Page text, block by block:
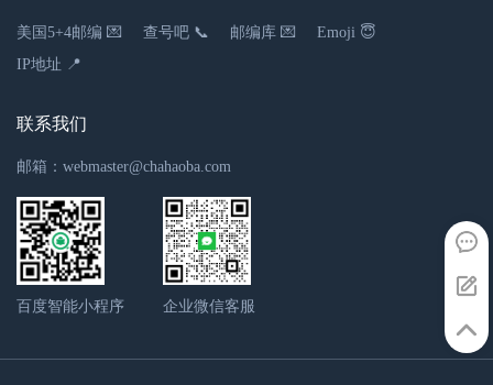
阳泉市城区朝阳街47号
0.95千米
美国5+4邮编 💌 查号吧 📞 邮编库 💌
Emoji 😇
IP地址 📍
联系我们
邮箱：webmaster@chahaoba.com
百度智能小程序 企业微信客服